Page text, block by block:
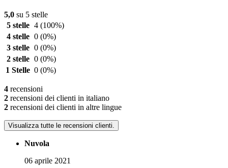
5,0 su 5 stelle
5 stelle 4 (100%)
4 stelle 0 (0%)
3 stelle 0 (0%)
2 stelle 0 (0%)
1 Stelle 0 (0%)
4 recensioni
2 recensioni dei clienti in italiano
2 recensioni dei clienti in altre lingue
Visualizza tutte le recensioni clienti.
Nuvola
06 aprile 2021